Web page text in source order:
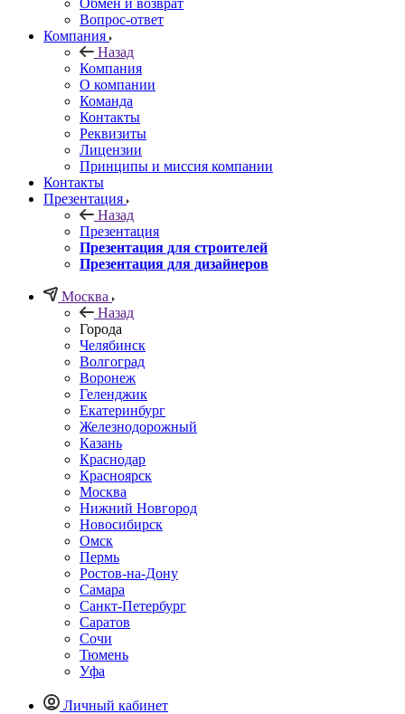
Обмен и возврат
Вопрос-ответ
Компания
Назад
Компания
О компании
Команда
Контакты
Реквизиты
Лицензии
Принципы и миссия компании
Контакты
Презентация
Назад
Презентация
Презентация для строителей
Презентация для дизайнеров
Москва
Назад
Города
Челябинск
Волгоград
Воронеж
Геленджик
Екатеринбург
Железнодорожный
Казань
Краснодар
Красноярск
Москва
Нижний Новгород
Новосибирск
Омск
Пермь
Ростов-на-Дону
Самара
Санкт-Петербург
Саратов
Сочи
Тюмень
Уфа
Личный кабинет